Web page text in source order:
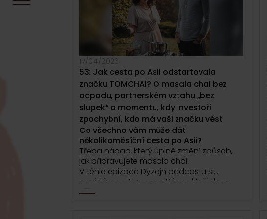
17/04/2026
53: Jak cesta po Asii odstartovala
značku TOMCHAi? O masala chai bez
odpadu, partnerském vztahu „bez
slupek“ a momentu, kdy investoři
zpochybní, kdo má vaši značku vést
Co všechno vám může dát
několikaměsíční cesta po Asii?
Třeba nápad, který úplně změní způsob,
jak připravujete masala chai.
V téhle epizodě Dyzajn podcastu si
povídáme s Tomem a Bárou, kteří dnes
společně stojí za značkou TOMCHAi. O
...